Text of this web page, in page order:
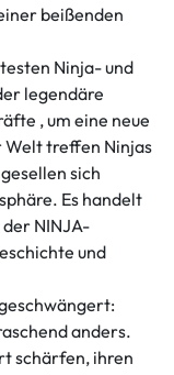
beißenden
Ninja- und
legendäre
, um eine neue
Welt treffen Ninjas
sich
Es handelt
der NINJA-
und
anders.
schärfen, ihren